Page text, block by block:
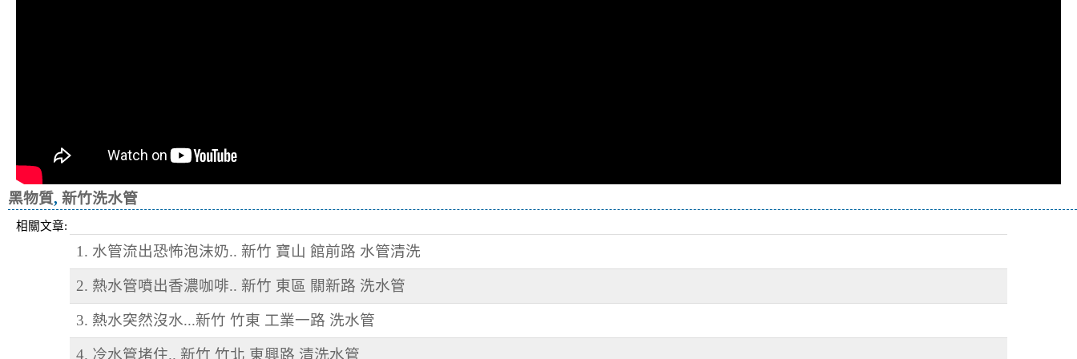
黑物質, 新竹洗水管
相關文章:
1. 水管流出恐怖泡沫奶.. 新竹 寶山 館前路 水管清洗
2. 熱水管噴出香濃咖啡.. 新竹 東區 關新路 洗水管
3. 熱水突然沒水...新竹 竹東 工業一路 洗水管
4. 冷水管堵住.. 新竹 竹北 東興路 清洗水管